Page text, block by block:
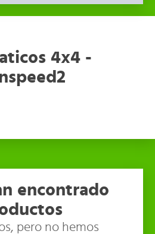
4x4 -
encontrado
pero no hemos